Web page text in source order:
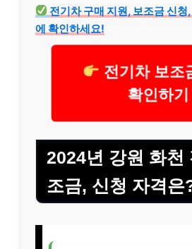
전기차 구매 지원, 보조금 신청
에 확인하세요!
전기차 보조
확인하기
2024년 강원 화천
조금, 신청 자격은